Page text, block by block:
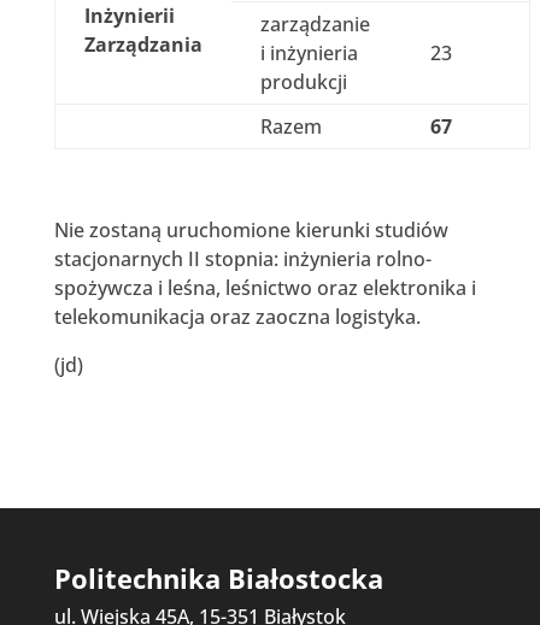
Inżynierii
Zarządzania
zarządzanie
i inżynieria
produkcji
23
Razem 67
Nie zostaną uruchomione kierunki studiów
stacjonarnych II stopnia: inżynieria rolno-
spożywcza i leśna, leśnictwo oraz elektronika i
telekomunikacja oraz zaoczna logistyka.
(jd)
Politechnika Białostocka
ul. Wiejska 45A, 15-351 Białystok